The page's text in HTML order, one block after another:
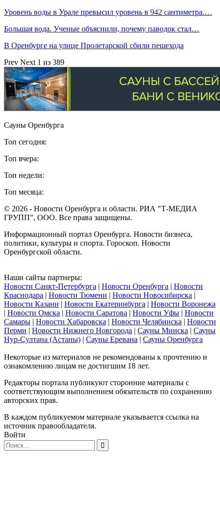
Уровень воды в Урале превысил уровень в 942 сантиметра.…
Большая вода. Ученые объяснили, почему паводок стал…
В Оренбурге на улице Пролетарской сбили пешехода
Prev Next 1 из 389
Сауны Оренбурга
Топ сегодня:
Топ вчера:
Топ недели:
Топ месяца:
© 2026 - Новости Оренбурга и области. РИА "Т-МЕДИА
ГРУПП", ООО. Все права защищены.
Информационный портал Оренбурга. Новости бизнеса,
политики, культуры и спорта. Гороскоп. Новости
Оренбургской области.
Наши сайты партнеры:
Новости Санкт-Петербурга | Новости Оренбурга | Новости
Краснодара | Новости Тюмени | Новости Новосибирска |
Новости Казани | Новости Екатеринбурга | Новости Воронежа
| Новости Омска | Новости Саратова | Новости Уфы | Новости
Самары | Новости Хабаровска | Новости Челябинска | Новости
Перми | Новости Нижнего Новгорода | Сауны Минска | Сауны
Нур-Султана (Астаны) | Сауны Еревана | Сауны Оренбурга
Некоторые из материалов не рекомендованы к прочтению и
ознакомлению лицам не достигшим 18 лет.
Редакторы портала публикуют сторонние материалы с
соответствующим выполнением обязательств по сохранению
авторских прав.
В каждом публикуемом материале указывается ссылка на
источник правообладателя.
Войти